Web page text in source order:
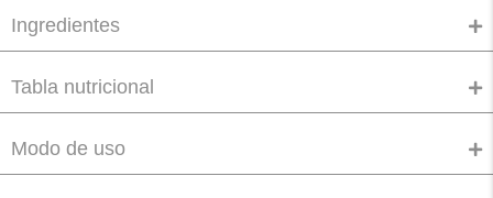
Ingredientes
Tabla nutricional
Modo de uso